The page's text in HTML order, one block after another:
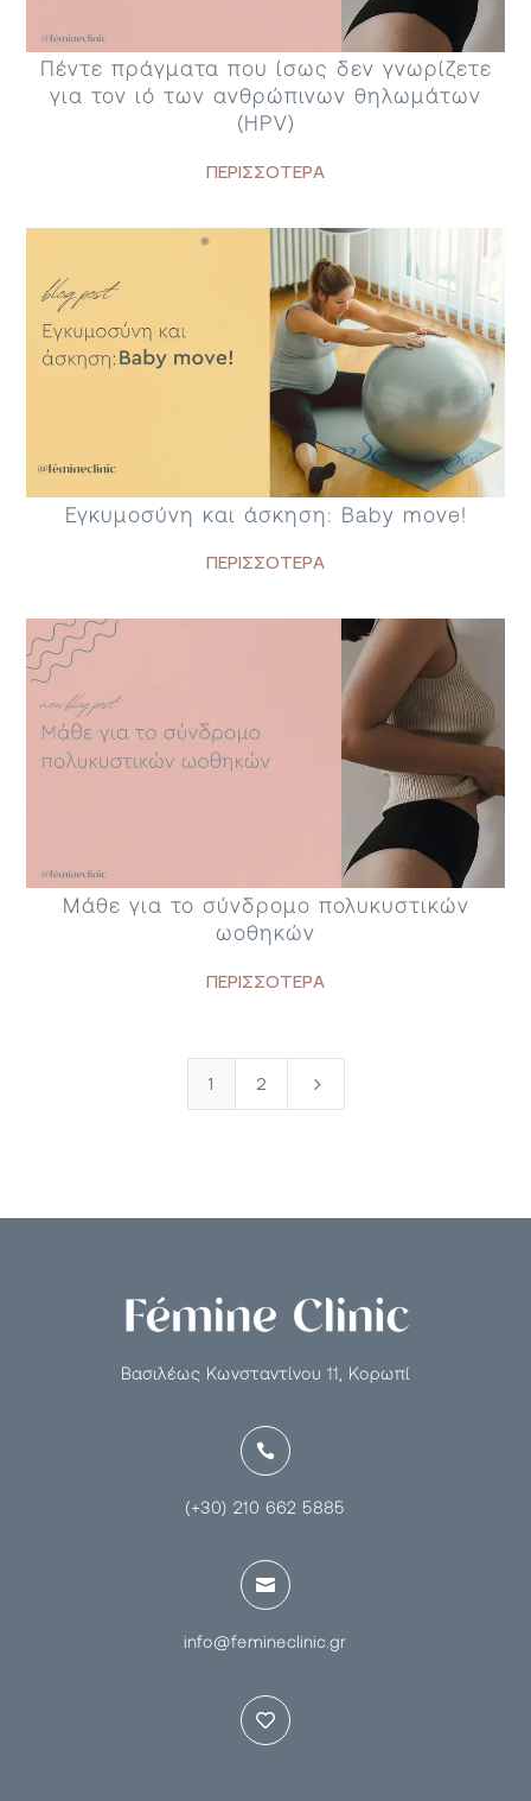
Πέντε πράγματα που ίσως δεν γνωρίζετε
για τον ιό των ανθρώπινων θηλωμάτων
(HPV)
ΠΕΡΙΣΣΟΤΕΡΑ
Εγκυμοσύνη και άσκηση: Baby move!
ΠΕΡΙΣΣΟΤΕΡΑ
Μάθε για το σύνδρομο πολυκυστικών
ωοθηκών
ΠΕΡΙΣΣΟΤΕΡΑ
1 2 5
Βασιλέως Κωνσταντίνου 11, Κορωπί

(+30) 210 662 5885

info@femineclinic.gr
